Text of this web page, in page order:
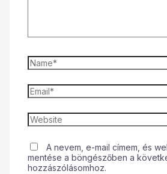
A nevem, e-mail címem, és
mentése a böngészőben a
hozzászólásomhoz.